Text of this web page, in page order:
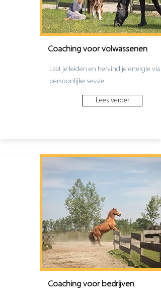
Coaching voor volwassenen
Laat je leiden en hervind je energie via
persoonlijke sessie.
Lees verder
Coaching voor bedrijven